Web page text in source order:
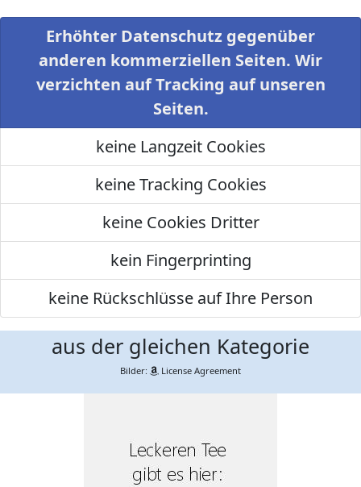
Erhöhter Datenschutz gegenüber
anderen kommerziellen Seiten. Wir
verzichten auf Tracking auf unseren
Seiten.
keine Langzeit Cookies
keine Tracking Cookies
keine Cookies Dritter
kein Fingerprinting
keine Rückschlüsse auf Ihre Person
aus der gleichen Kategorie
Bilder: License Agreement